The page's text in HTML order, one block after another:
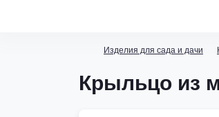
Изделия для сада и дачи
Крыльцо из